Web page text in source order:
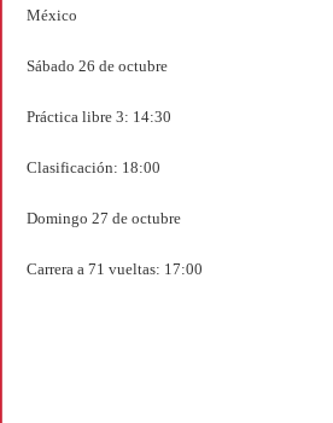
México
Sábado 26 de octubre
Práctica libre 3: 14:30
Clasificación: 18:00
Domingo 27 de octubre
Carrera a 71 vueltas: 17:00